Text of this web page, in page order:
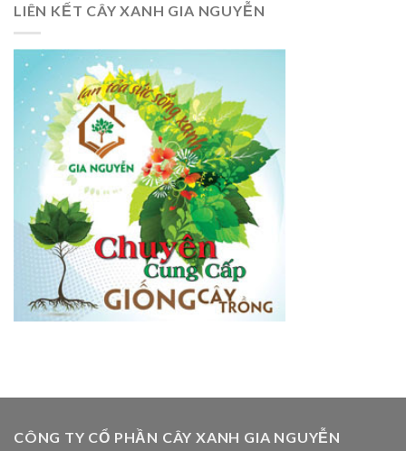
LIÊN KẾT CÂY XANH GIA NGUYỄN
CÔNG TY CỔ PHẦN CÂY XANH GIA NGUYỄN